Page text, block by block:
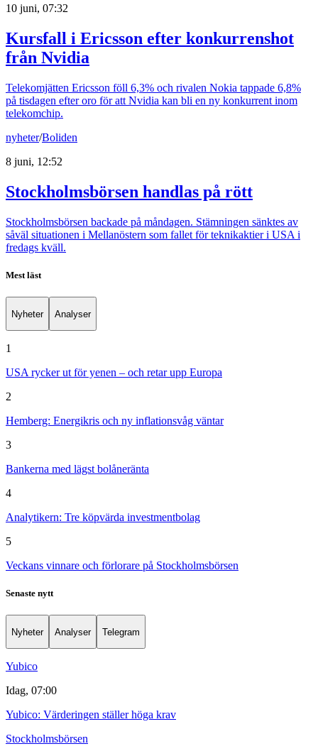
10 juni, 07:32
Kursfall i Ericsson efter konkurrenshot
från Nvidia
Telekomjätten Ericsson föll 6,3% och rivalen Nokia tappade 6,8%
på tisdagen efter oro för att Nvidia kan bli en ny konkurrent inom
telekomchip.
nyheter/Boliden
8 juni, 12:52
Stockholmsbörsen handlas på rött
Stockholmsbörsen backade på måndagen. Stämningen sänktes av
såväl situationen i Mellanöstern som fallet för teknikaktier i USA i
fredags kväll.
Mest läst
Nyheter Analyser
1
USA rycker ut för yenen – och retar upp Europa
2
Hemberg: Energikris och ny inflationsvåg väntar
3
Bankerna med lägst bolåneränta
4
Analytikern: Tre köpvärda investmentbolag
5
Veckans vinnare och förlorare på Stockholmsbörsen
Senaste nytt
Nyheter Analyser Telegram
Yubico
Idag, 07:00
Yubico: Värderingen ställer höga krav
Stockholmsbörsen